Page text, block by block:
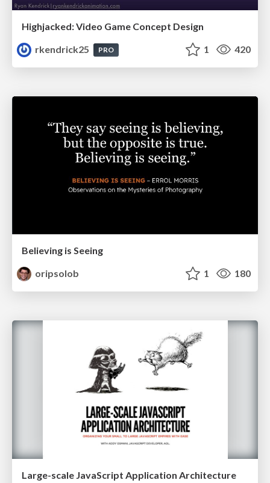
Highjacked: Video Game Concept Design
rkendrick25
PRO 1 420
Believing is Seeing
oripsolob
1 180
Large-scale JavaScript Application Architecture